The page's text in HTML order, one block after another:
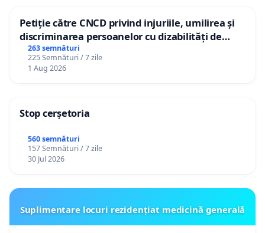
Petiție către CNCD privind injuriile, umilirea și
discriminarea persoanelor cu dizabilități de
către utilizatorul TikTok „Gorici”
263 semnături
225 Semnături / 7 zile
1 Aug 2026
Stop cerșetoria
560 semnături
157 Semnături / 7 zile
30 Jul 2026
Suplimentare locuri rezidențiat medicină generală